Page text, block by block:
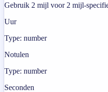
Gebruik 2 mijl voor 2 mijl-
Uur
Type: number
Notulen
Type: number
Seconden